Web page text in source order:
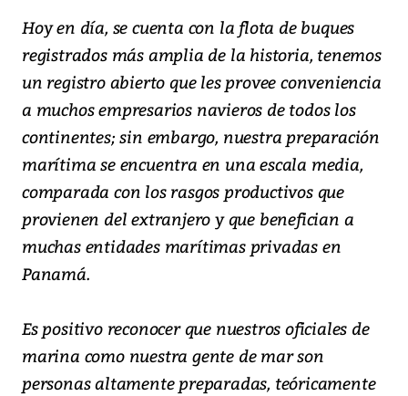
Hoy en día, se cuenta con la flota de buques
registrados más amplia de la historia, tenemos
un registro abierto que les provee conveniencia
a muchos empresarios navieros de todos los
continentes; sin embargo, nuestra preparación
marítima se encuentra en una escala media,
comparada con los rasgos productivos que
provienen del extranjero y que benefician a
muchas entidades marítimas privadas en
Panamá.
Es positivo reconocer que nuestros oficiales de
marina como nuestra gente de mar son
personas altamente preparadas, teóricamente